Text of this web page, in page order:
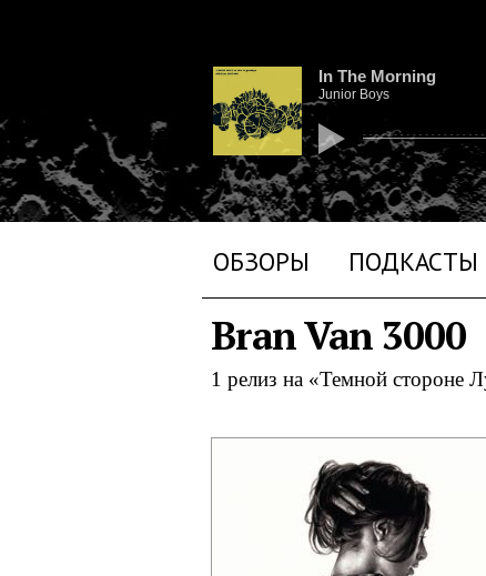
ОБЗОРЫ ПОДКАСТЫ
In The Morning
Junior Boys
Bran Van 3000
1 релиз на «Темной стороне